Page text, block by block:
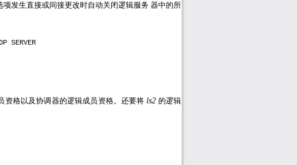
项发生直接或间接更改时自动关闭逻辑服务 器中的所
SERVER
资格以及协调器的逻辑成员资格。还要将 ls2 的逻辑